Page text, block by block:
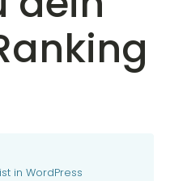
in WordPress